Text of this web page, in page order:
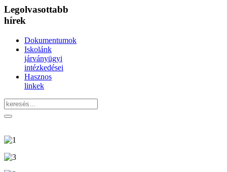
Legolvasottabb
hírek
Dokumentumok
Iskolánk
járványügyi
intézkedései
Hasznos
linkek